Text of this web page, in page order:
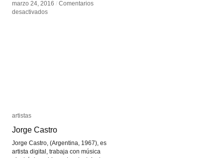
marzo 24, 2016 / Comentarios
desactivadosen
marzo 24, 2016 / Comentarios
desactivadosen
artistas
Jorge Castro
Jorge Castro, (Argentina, 1967), es
artista digital, trabaja con música
artistas
Jorge Castro